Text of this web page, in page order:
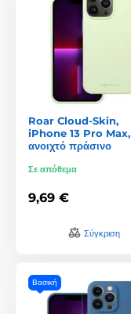
Roar Cloud-Skin,
iPhone 13 Pro Max,
ανοιχτό πράσινο
Σε απόθεμα
9,69 €
Σύγκριση
Βασική